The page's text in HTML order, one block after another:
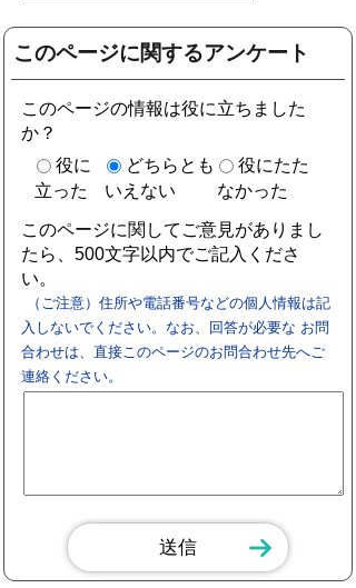
このページに関するアンケート
このページの情報は役に立ちました
か？
役に
立った
どちらとも
いえない
役にたた
なかった
このページに関してご意見がありまし
たら、500文字以内でご記入くださ
い。
（ご注意）住所や電話番号などの個人情報は記
入しないでください。なお、回答が必要な お問
合わせは、直接このページのお問合わせ先へご
連絡ください。